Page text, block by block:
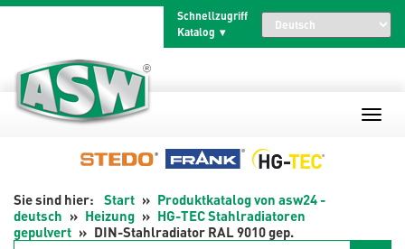
Schnellzugriff
Katalog
Start
Produktkatalog von asw24 -
deutsch
Heizung
HG-TEC Stahlradiatoren
gepulvert
DIN-Stahlradiator RAL 9010 gep.
Katalog